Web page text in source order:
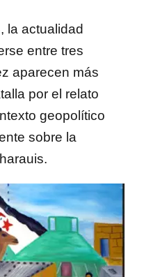
la actualidad
entre tres
aparecen más
por el relato
geopolítico
sobre la